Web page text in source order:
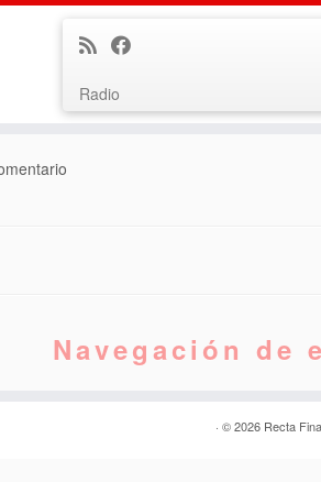
Radio
Navegación de
· © 2026 Recta